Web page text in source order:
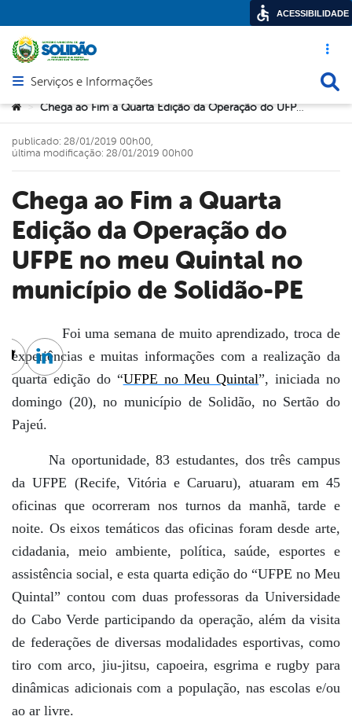
Acesso
Abrir menu principal de navegação
Serviços e Informações
Você está aqui:
> Chega ao Fim a Quarta Edição da Operação do UFPE no meu Quintal no município de Solidão-PE
Chega ao Fim a Quarta
Edição da Operação do
UFPE no meu Quintal no
município de Solidão-PE
publicado: 28/01/2019 00h00,
última modificação: 28/01/2019 00h00
Foi uma semana de muito aprendizado, troca de
experiências e muitas informações com a realização da
quarta edição do “UFPE no Meu Quintal”, iniciada no
domingo (20), no município de Solidão, no Sertão do
Pajeú.
Na oportunidade, 83 estudantes, dos três campus
da UFPE (Recife, Vitória e Caruaru), atuaram em 45
oficinas que ocorreram nos turnos da manhã, tarde e
noite. Os eixos temáticos das oficinas foram desde arte,
cidadania, meio ambiente, política, saúde, esportes e
assistência social, e esta quarta edição do “UFPE no Meu
Quintal” contou com duas professoras da Universidade
do Cabo Verde participando da operação, além da visita
de federações de diversas modalidades esportivas, como
tiro com arco, jiu-jitsu, capoeira, esgrima e rugby para
dinâmicas adicionais com a população, nas escolas e/ou
ao ar livre.
Twitter
Linkedin
ACESSIBILIDADE